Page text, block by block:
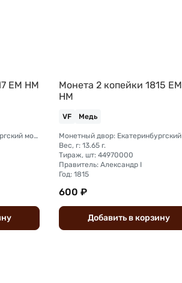
ЕМ НМ
Монетный двор: Екатеринбургский монетный двор
Монета 2 копейки 1815 ЕМ
НМ
VF Медь
Вес, г: 13.65 г.
Тираж, шт: 44970000
Правитель: Александр I
Год: 1815
600 ₽
Добавить вкорзину